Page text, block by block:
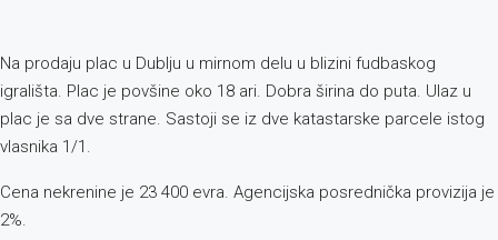
Na prodaju plac u Dublju u mirnom delu u blizini fudbaskog
igrališta. Plac je povšine oko 18 ari. Dobra širina do puta. Ulaz u
plac je sa dve strane. Sastoji se iz dve katastarske parcele istog
vlasnika 1/1.
Cena nekrenine je 23 400 evra. Agencijska posrednička provizija je
2%.